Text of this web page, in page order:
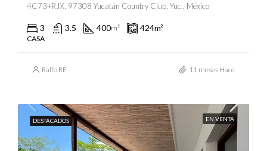
4C73+RJX, 97308 Yucatán Country Club, Yuc., México
3 3.5 400m² 424m²
CASA
Ralfo RE 11 meses Hace
DESTACADOS EN VENTA